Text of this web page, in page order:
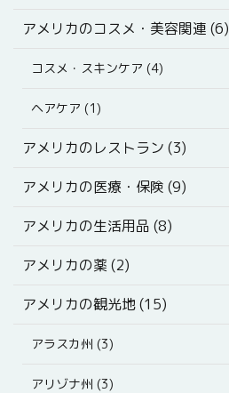
アメリカのコスメ・美容関連 (6)
コスメ・スキンケア (4)
ヘアケア (1)
アメリカのレストラン (3)
アメリカの医療・保険 (9)
アメリカの生活用品 (8)
アメリカの薬 (2)
アメリカの観光地 (15)
アラスカ州 (3)
アリゾナ州 (3)